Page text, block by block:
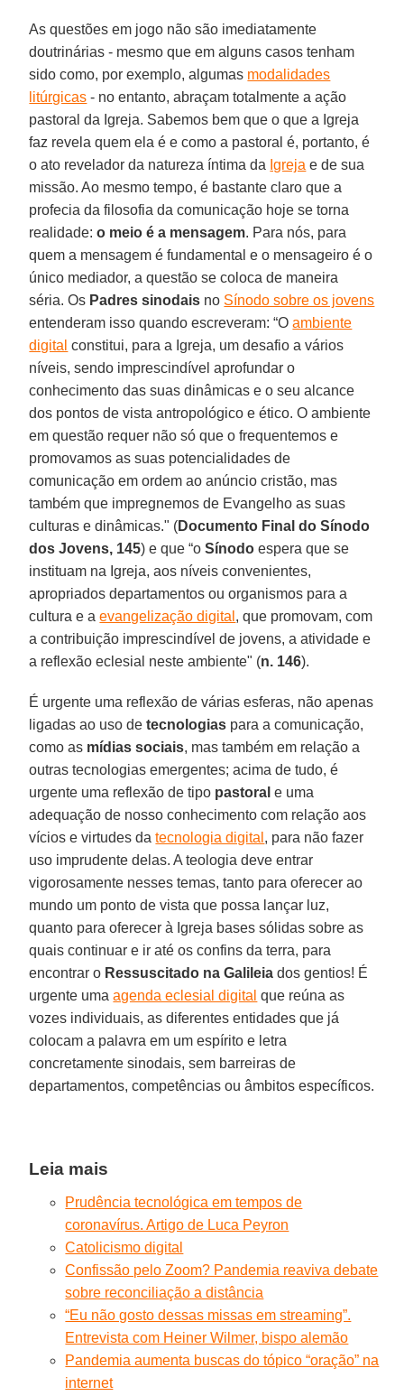
As questões em jogo não são imediatamente
doutrinárias - mesmo que em alguns casos tenham
sido como, por exemplo, algumas modalidades
litúrgicas - no entanto, abraçam totalmente a ação
pastoral da Igreja. Sabemos bem que o que a Igreja
faz revela quem ela é e como a pastoral é, portanto, é
o ato revelador da natureza íntima da Igreja e de sua
missão. Ao mesmo tempo, é bastante claro que a
profecia da filosofia da comunicação hoje se torna
realidade:o meio é a mensagem. Para nós, para
quem a mensagem é fundamental e o mensageiro é o
único mediador, a questão se coloca de maneira
séria. Os Padres sinodais no Sínodo sobre os jovens
entenderam isso quando escreveram: “Oambiente
digital constitui, para a Igreja, um desafio a vários
níveis, sendo imprescindível aprofundar o
conhecimento das suas dinâmicas e o seu alcance
dos pontos de vista antropológico e ético. O ambiente
em questão requer não só que o frequentemos e
promovamos as suas potencialidades de
comunicação em ordem ao anúncio cristão, mas
também que impregnemos de Evangelho as suas
culturas e dinâmicas." (Documento Final do Sínodo
dos Jovens, 145) e que “oSínodo espera que se
instituam na Igreja, aos níveis convenientes,
apropriados departamentos ou organismos para a
cultura e aevangelização digital , que promovam, com
a contribuição imprescindível de jovens, a atividade e
a reflexão eclesial neste ambiente" (n. 146).
É urgente uma reflexão de várias esferas, não apenas
ligadas ao uso detecnologias para a comunicação,
como as mídias sociais, mas também em relação a
outras tecnologias emergentes; acima de tudo, é
urgente uma reflexão de tipo pastoral e uma
adequação de nosso conhecimento com relação aos
vícios e virtudes datecnologia digital , para não fazer
uso imprudente delas. A teologia deve entrar
vigorosamente nesses temas, tanto para oferecer ao
mundo um ponto de vista que possa lançar luz,
quanto para oferecer à Igreja bases sólidas sobre as
quais continuar e ir até os confins da terra, para
encontrar o Ressuscitado na Galileia dos gentios! É
urgente umaagenda eclesial digital que reúna as
vozes individuais, as diferentes entidades que já
colocam a palavra em um espírito e letra
concretamente sinodais, sem barreiras de
departamentos, competências ou âmbitos específicos.
Leia mais
Prudência tecnológica em tempos de
coronavírus. Artigo de Luca Peyron
Catolicismo digital
Confissão pelo Zoom? Pandemia reaviva debate
sobre reconciliação a distância
“Eu não gosto dessas missas em streaming”.
Entrevista com Heiner Wilmer, bispo alemão
Pandemia aumenta buscas do tópico “oração” na
internet